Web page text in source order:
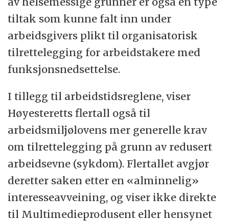
tiltak som kunne falt inn under
arbeidsgivers plikt til organisatorisk
tilrettelegging for arbeidstakere med
funksjonsnedsettelse.
I tillegg til arbeidstidsreglene, viser
Høyesteretts flertall også til
arbeidsmiljølovens mer generelle krav
om tilrettelegging på grunn av redusert
arbeidsevne (sykdom). Flertallet avgjør
deretter saken etter en «alminnelig»
interesseavveining, og viser ikke direkte
til Multimedieprodusent eller hensynet